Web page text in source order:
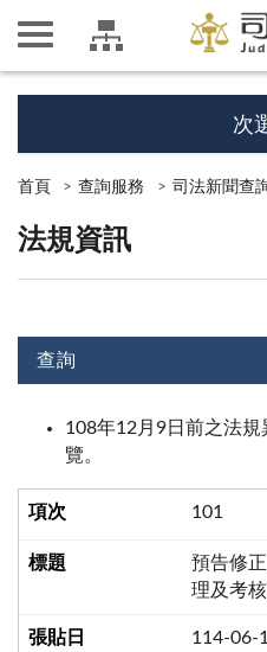
次
首頁 查詢服務 司法新聞查
法規資訊
查詢
108年12月9日前之法規
覽。
101
預告修
理及考
114-06-